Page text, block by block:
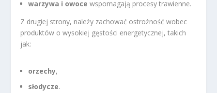
warzywa i owoce wspomagają procesy trawienne.
Z drugiej strony, należy zachować ostrożność wobec
produktów o wysokiej gęstości energetycznej, takich
jak:
orzechy,
słodycze.